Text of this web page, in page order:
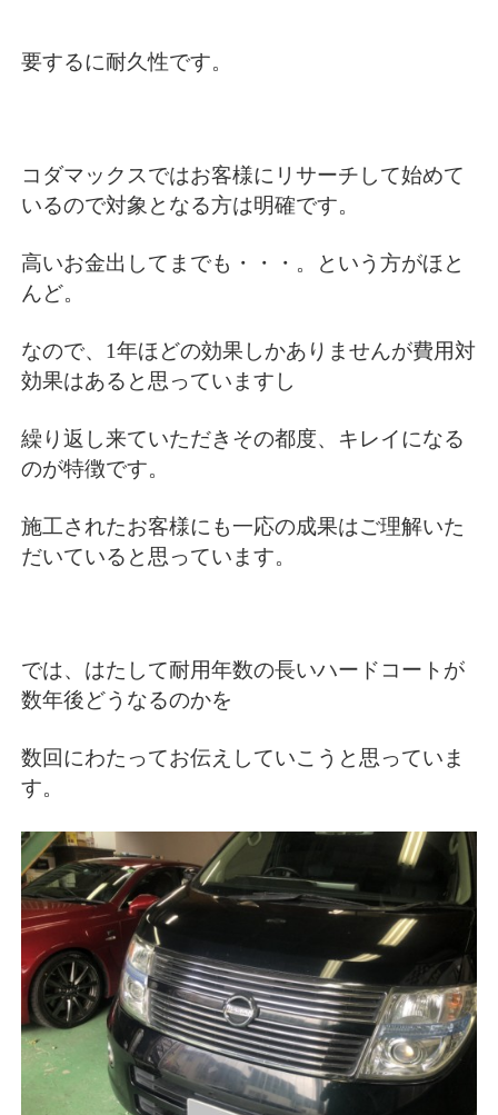
要するに耐久性です。
コダマックスではお客様にリサーチして始めて
いるので対象となる方は明確です。
高いお金出してまでも・・・。という方がほと
んど。
なので、1年ほどの効果しかありませんが費用対
効果はあると思っていますし
繰り返し来ていただきその都度、キレイになる
のが特徴です。
施工されたお客様にも一応の成果はご理解いた
だいていると思っています。
では、はたして耐用年数の長いハードコートが
数年後どうなるのかを
数回にわたってお伝えしていこうと思っていま
す。